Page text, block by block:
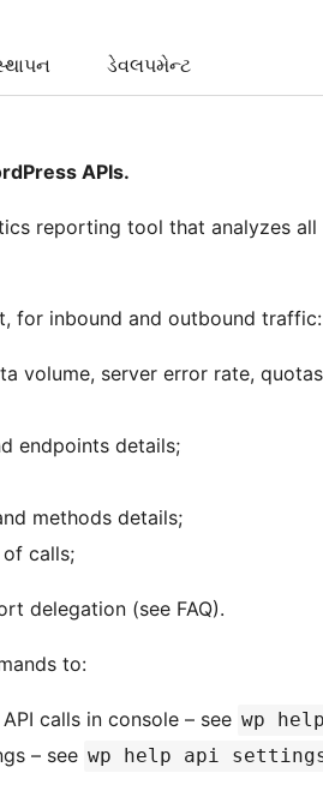
ડેવલપમેન્ટ
APIs.
reporting tool that analyzes
for inbound and outbound traffic:
volume, server error rate,
endpoints details;
methods details;
calls;
delegation (see FAQ).
to:
calls in console – see wp
– see wp help api